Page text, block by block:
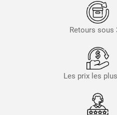
Retours sous
Les prix les